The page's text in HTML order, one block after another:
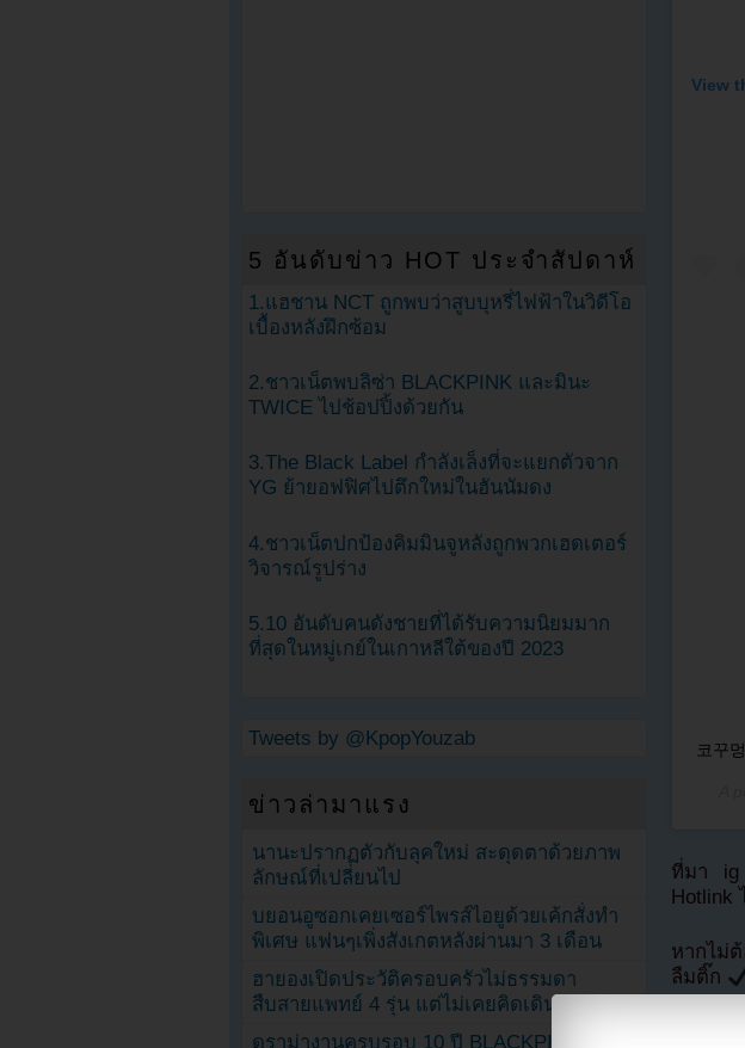
View
코꾸
ที่มา
Hotlink
หากไม่
ลืมติ๊ก
5 อันดับข่าว HOT ประจำสัปดาห์
1.แฮชาน NCT ถูกพบว่าสูบบุหรี่ไฟฟ้าในวิดีโอ
เบื้องหลังฝึกซ้อม
2.ชาวเน็ตพบลิซ่า BLACKPINK และมินะ
TWICE ไปช้อปปิ้งด้วยกัน
3.The Black Label กำลังเล็งที่จะแยกตัวจาก
YG ย้ายอฟฟิศไปตึกใหม่ในฮันนัมดง
4.ชาวเน็ตปกป้องคิมมินจูหลังถูกพวกเฮดเตอร์
วิจารณ์รูปร่าง
5.10 อันดับคนดังชายที่ได้รับความนิยมมาก
ที่สุดในหมู่เกย์ในเกาหลีใต้ของปี 2023
Tweets by @KpopYouzab
ข่าวล่ามาแรง
นานะปรากฏตัวกับลุคใหม่ สะดุดตาด้วยภาพ
ลักษณ์ที่เปลี่ยนไป
บยอนอูซอกเคยเซอร์ไพรส์ไอยูด้วยเค้กสั่งทำ
พิเศษ แฟนๆเพิ่งสังเกตหลังผ่านมา 3 เดือน
ฮายองเปิดประวัติครอบครัวไม่ธรรมดา
สืบสายแพทย์ 4 รุ่น แต่ไม่เคยคิดเดินตามรอย
ดราม่างานครบรอบ 10 ปี BLACKPINK แฟน